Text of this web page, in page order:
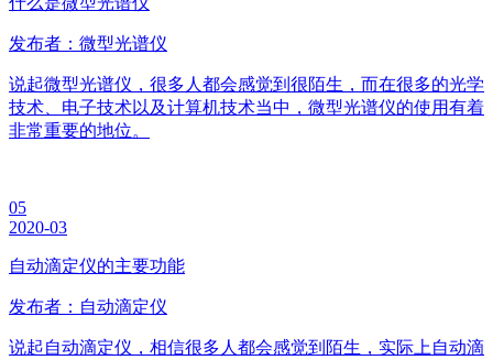
发布者：微型光谱仪
说起微型光谱仪，很多人都会感觉到很陌生，而在很多的光学
技术、电子技术以及计算机技术当中，微型光谱仪的使用有着
非常重要的地位。
05
2020-03
自动滴定仪的主要功能
发布者：自动滴定仪
说起自动滴定仪，相信很多人都会感觉到陌生，实际上自动滴